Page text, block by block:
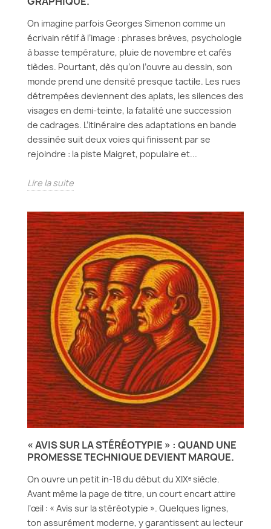
On imagine parfois Georges Simenon comme un
écrivain rétif à l’image : phrases brèves, psychologie
à basse température, pluie de novembre et cafés
tièdes. Pourtant, dès qu’on l’ouvre au dessin, son
monde prend une densité presque tactile. Les rues
détrempées deviennent des aplats, les silences des
visages en demi-teinte, la fatalité une succession
de cadrages. L’itinéraire des adaptations en bande
dessinée suit deux voies qui finissent par se
rejoindre : la piste Maigret, populaire et...
Lire la suite
« AVIS SUR LA STÉRÉOTYPIE » : QUAND UNE
PROMESSE TECHNIQUE DEVIENT MARQUE.
On ouvre un petit in-18 du début du XIXᵉ siècle.
Avant même la page de titre, un court encart attire
l’œil : « Avis sur la stéréotypie ». Quelques lignes,
ton assurément moderne, y garantissent au lecteur